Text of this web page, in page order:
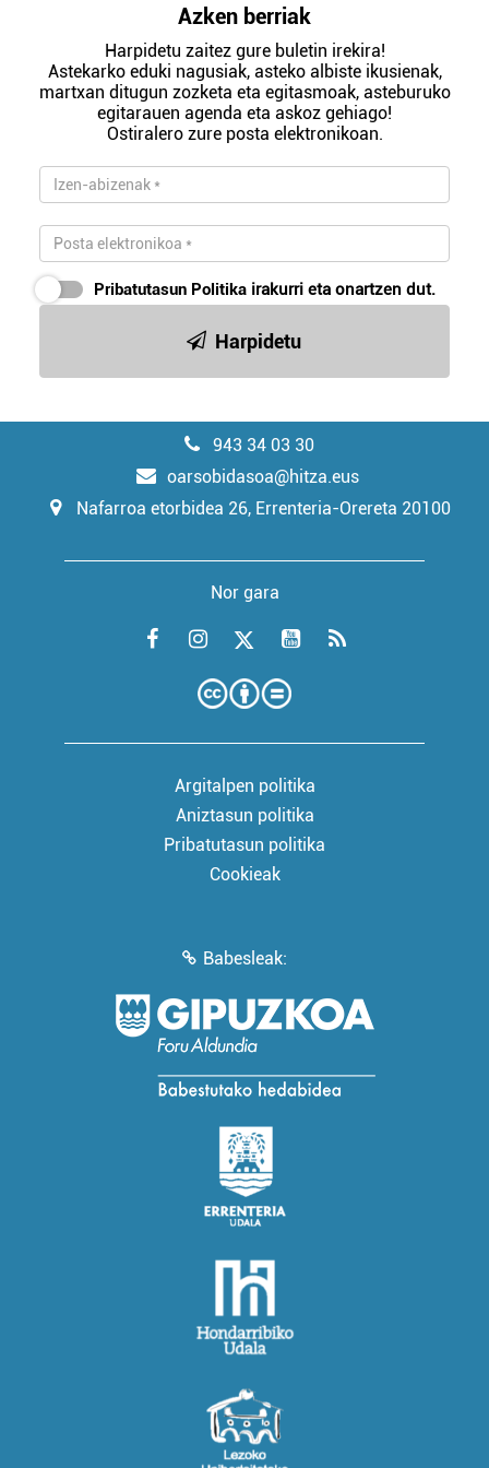
Azken berriak
Harpidetu zaitez gure buletin irekira!
Astekarko eduki nagusiak, asteko albiste ikusienak,
martxan ditugun zozketa eta egitasmoak, asteburuko
egitarauen agenda eta askoz gehiago!
Ostiralero zure posta elektronikoan.
Pribatutasun Politika irakurri eta onartzen dut.
Harpidetu
943 34 03 30
oarsobidasoa@hitza.eus
Nafarroa etorbidea 26, Errenteria-Orereta 20100
Nor gara
Argitalpen politika
Aniztasun politika
Pribatutasun politika
Cookieak
Babesleak: